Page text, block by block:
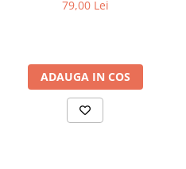
79,00 Lei
ADAUGA IN COS